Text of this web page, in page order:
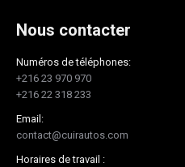
Nous contacter
Numéros de téléphones:
+216 23 970 970
+216 22 318 233
Email:
contact@cuirautos.com
Horaires de travail :